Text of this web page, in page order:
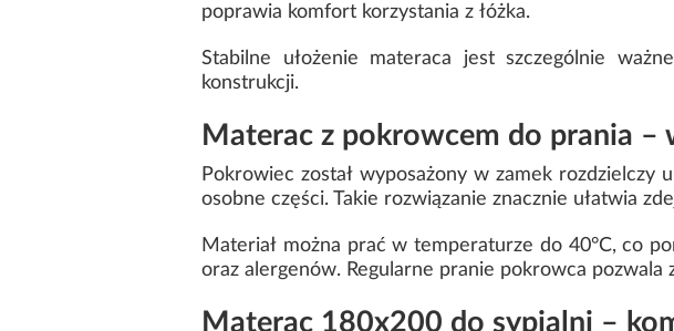
poprawia komfort korzystania z łóżka.
Stabilne ułożenie materaca jest szczególnie
konstrukcji.
Materac z pokrowcem do prania –
Pokrowiec został wyposażony w zamek
osobne części. Takie rozwiązanie znacznie ułatwia
Materiał można prać w temperaturze do 40°C, co
oraz alergenów. Regularne pranie pokrowca pozwala
Materac 180x200 do sypialni –